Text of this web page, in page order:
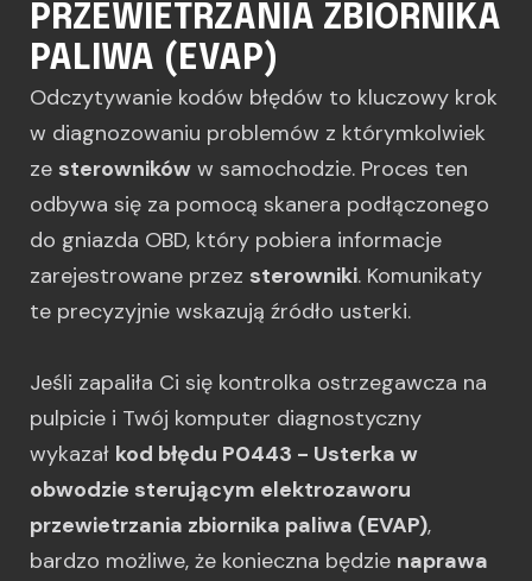
PRZEWIETRZANIA ZBIORNIKA
PALIWA (EVAP)
Odczytywanie kodów błędów to kluczowy krok
w diagnozowaniu problemów z którymkolwiek
ze sterowników w samochodzie. Proces ten
odbywa się za pomocą skanera podłączonego
do gniazda OBD, który pobiera informacje
zarejestrowane przez sterowniki. Komunikaty
te precyzyjnie wskazują źródło usterki.
Jeśli zapaliła Ci się kontrolka ostrzegawcza na
pulpicie i Twój komputer diagnostyczny
wykazał kod błędu P0443 - Usterka w
obwodzie sterującym elektrozaworu
przewietrzania zbiornika paliwa (EVAP),
bardzo możliwe, że konieczna będzie naprawa